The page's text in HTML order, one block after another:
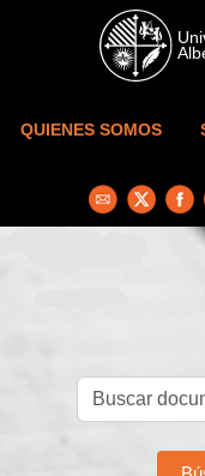
Skip to main content
QUIENES SOMOS